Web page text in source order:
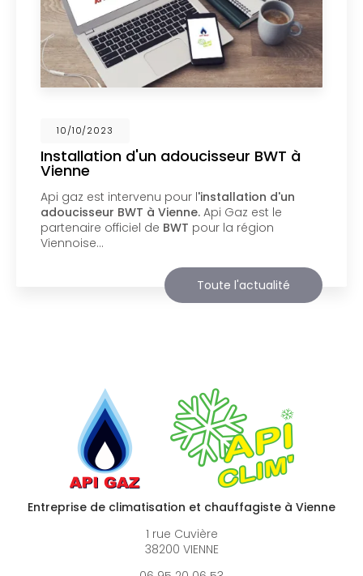
02/10/2023
Nouveau support de communication
web
Api Gaz à Viennevous présente son nouveau
support de communication web réalisé par la
sociétéBIIM COM . Vous souhaitant une
agréable visite, si vous avez besoin…
Toute l'actualité
Entreprise de climatisation et chauffagiste à Vienne
1 rue Cuvière
38200 VIENNE